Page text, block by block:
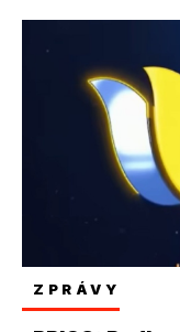
ZPRÁVY